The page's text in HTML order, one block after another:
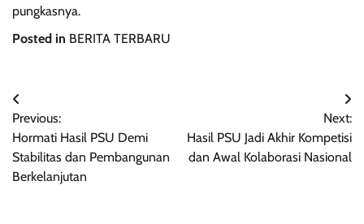
pungkasnya.
Posted in BERITA TERBARU
Navigasi
pos
Previous:
Hormati Hasil PSU Demi
Stabilitas dan Pembangunan
Berkelanjutan
Next:
Hasil PSU Jadi Akhir Kompetisi
dan Awal Kolaborasi Nasional